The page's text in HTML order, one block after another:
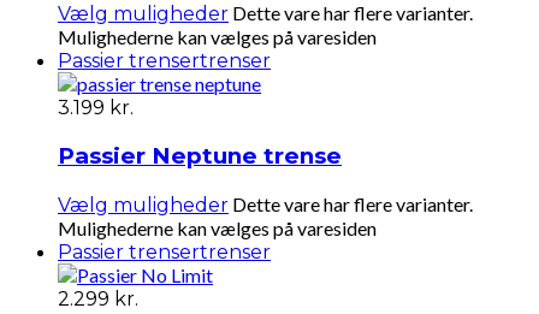
Vælg muligheder Dette vare har flere varianter.
Mulighederne kan vælges på varesiden
Passier trensertrenser
3.199 kr.
Passier Neptune trense
Vælg muligheder Dette vare har flere varianter.
Mulighederne kan vælges på varesiden
Passier trensertrenser
2.299 kr.